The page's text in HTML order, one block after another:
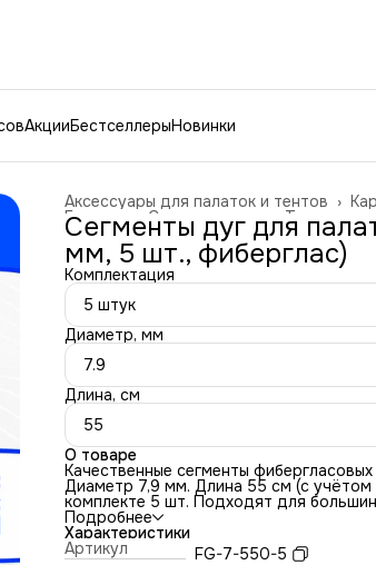
АкцииБестселлерыНовинки
Аксессуары для палаток и тентов ›
Туризм и
Спорт и отдых ›
Главная ›
Сегменты дуг для
мм, 5 шт., фиберглас)
Комплектация
5 штук
Диаметр, мм
7.9
Длина, см
55
О товаре
Качественные сегменты
Диаметр 7,9 мм. Длина 55 см (с учётом
комплекте 5 шт. Подходят для
палаток различных производителей.
Подробнее
Характеристики
Артикул
FG-7-550-5